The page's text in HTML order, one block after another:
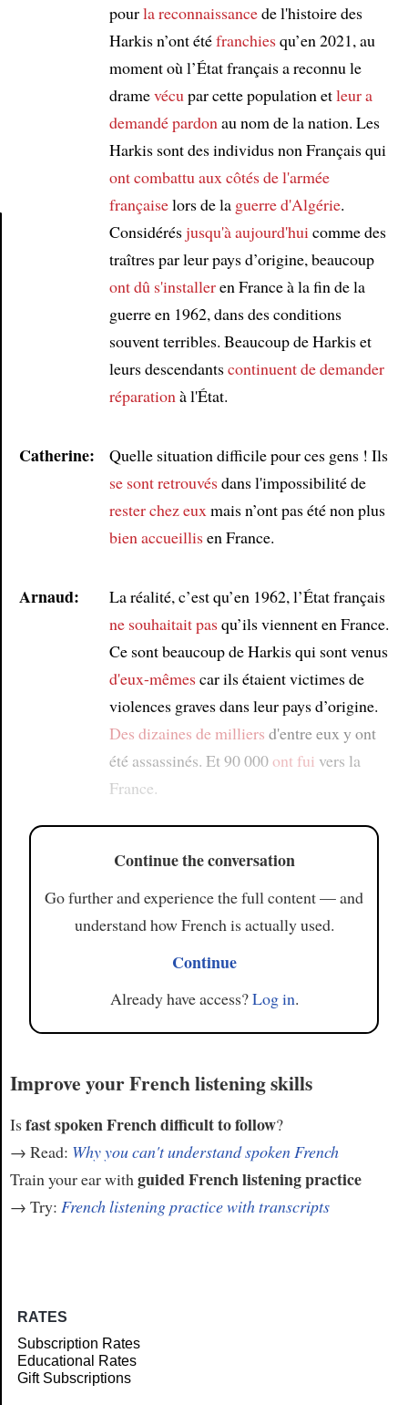
pourla reconnaissancede l'histoire des
Harkis n’ont étéfranchiesqu’en 2021, au
moment où l’État français a reconnu le
dramevécu par cette population etleur a
demandé pardon au nom de la nation. Les
Harkis sont des individus non Français qui
ont combattu aux côtés de l'armée
françaiselors de la guerre d'Algérie.
Considérésjusqu'à aujourd'hui comme des
traîtres par leur pays d’origine, beaucoup
ont dû s'installeren France à la fin de la
guerre en 1962, dans des conditions
souvent terribles. Beaucoup de Harkis et
leurs descendantscontinuent de demander
réparation à l'État.
Catherine:
Quelle situation difficile pour ces gens ! Ils
se sont retrouvésdans l'impossibilité de
rester chez eux mais n’ont pas été non plus
bien accueillisen France.
Arnaud:
La réalité, c’est qu’en 1962, l’État français
ne souhaitait pasqu’ils viennent en France.
Ce sont beaucoup de Harkis qui sont venus
d'eux-mêmescar ils étaient victimes de
violences graves dans leur pays d’origine.
Des dizaines de milliers d'entre eux y ont
été assassinés. Et 90 000ont fui vers la
France.
Continue the conversation
Go further and experience the full content — and
understand how French is actually used.
Continue
Already have access?Log in.
Improve your French listening skills
Isfast spoken French difficult to follow?
→ Read: Why you can't understand spoken French
Train your ear withguided French listening practice
→ Try: French listening practice with transcripts
RATES
Subscription Rates
Educational Rates
Gift Subscriptions